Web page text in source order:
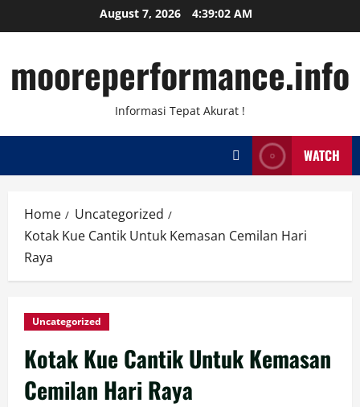
to
August 7, 2026 4:39:02 AM
mooreperformance.info
Informasi Tepat Akurat !
WATCH
Home
Uncategorized
Kotak Kue Cantik Untuk Kemasan Cemilan Hari
Raya
Uncategorized
Kotak Kue Cantik Untuk Kemasan
Cemilan Hari Raya